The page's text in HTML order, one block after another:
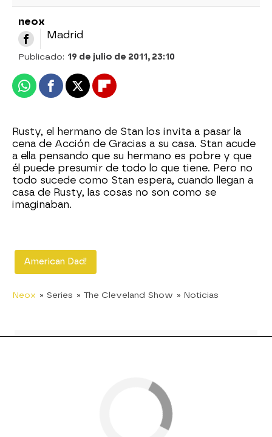
neox
Madrid
Publicado: 19 de julio de 2011, 23:10
WhatsappFacebook
X Flipboard
Rusty, el hermano de Stan los invita a pasar la
cena de Acción de Gracias a su casa. Stan acude
a ella pensando que su hermano es pobre y que
él puede presumir de todo lo que tiene. Pero no
todo sucede como Stan espera, cuando llegan a
casa de Rusty, las cosas no son como se
imaginaban.
American Dad!
Neox » Series » The Cleveland Show » Noticias